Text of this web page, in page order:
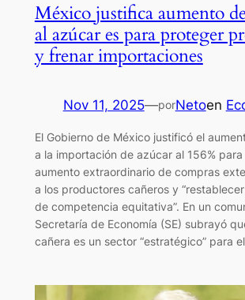
México justifica aumento
al azúcar es para proteger
y frenar importaciones
Nov 11, 2025—porNetoen
El Gobierno de México justificó el
a la importación de azúcar al 156%
aumento extraordinario de compras
a los productores cañeros y
de competencia equitativa”. En un
Secretaría de Economía (SE) subrayó
cañera es un sector “estratégico” para